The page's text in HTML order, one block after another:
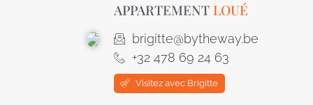
APPARTEMENT LOUÉ
brigitte@bytheway.be
+32 478 69 24 63
Visitez avec Brigitte